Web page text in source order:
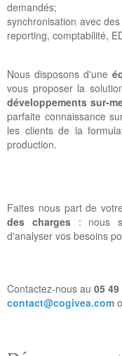
demandés;
synchronisation avec
reporting, comptabilité,
Nous disposons d'une
vous proposer la
développements sur-
parfaite connaissance
les clients de la
production.
Faites nous part de
des charges: nous
d'analyser vos besoins
Contactez-nous au 05 49
contact@cogivea.com